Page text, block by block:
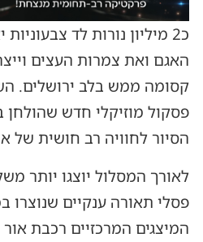
כ2 מיליון נורות לד
האגם ואת צמרות העצים
קסומה ממש בלב ירושלים.
פסקול מוזיקלי חדש
הסיור לחוויה רב חושית של
פסלי תאורה ענקיים שנוצרו